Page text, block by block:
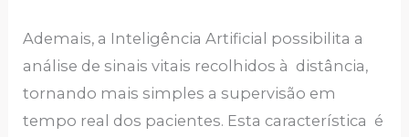
Ademais, a Inteligência Artificial possibilita a
análise de sinais vitais recolhidos à distância,
tornando mais simples a supervisão em
tempo real dos pacientes. Esta característica é